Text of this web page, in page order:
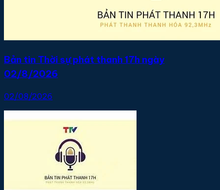
Bản tin Thời sự phát thanh 17h ngày
02/8/2026
02/08/2026